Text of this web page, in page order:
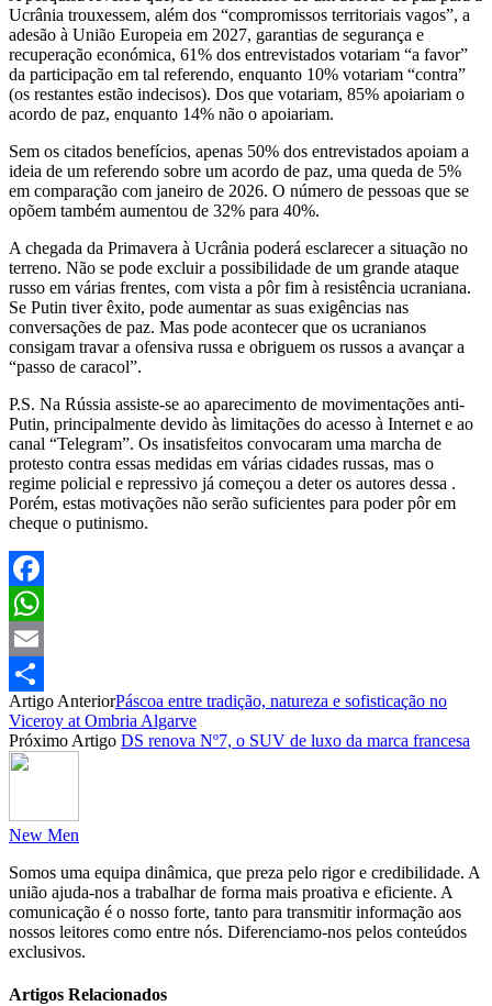
Ucrânia trouxessem, além dos “compromissos territoriais vagos”, a
adesão à União Europeia em 2027, garantias de segurança e
recuperação económica, 61% dos entrevistados votariam “a favor”
da participação em tal referendo, enquanto 10% votariam “contra”
(os restantes estão indecisos). Dos que votariam, 85% apoiariam o
acordo de paz, enquanto 14% não o apoiariam.
Sem os citados benefícios, apenas 50% dos entrevistados apoiam a
ideia de um referendo sobre um acordo de paz, uma queda de 5%
em comparação com janeiro de 2026. O número de pessoas que se
opõem também aumentou de 32% para 40%.
A chegada da Primavera à Ucrânia poderá esclarecer a situação no
terreno. Não se pode excluir a possibilidade de um grande ataque
russo em várias frentes, com vista a pôr fim à resistência ucraniana.
Se Putin tiver êxito, pode aumentar as suas exigências nas
conversações de paz. Mas pode acontecer que os ucranianos
consigam travar a ofensiva russa e obriguem os russos a avançar a
“passo de caracol”.
P.S. Na Rússia assiste-se ao aparecimento de movimentações anti-
Putin, principalmente devido às limitações do acesso à Internet e ao
canal “Telegram”. Os insatisfeitos convocaram uma marcha de
protesto contra essas medidas em várias cidades russas, mas o
regime policial e repressivo já começou a deter os autores dessa .
Porém, estas motivações não serão suficientes para poder pôr em
cheque o putinismo.
Facebook
WhatsApp
Email
Partilhar
Artigo AnteriorPáscoa entre tradição, natureza e sofisticação no
Viceroy at Ombria Algarve
Próximo Artigo DS renova Nº7, o SUV de luxo da marca francesa
New Men
Somos uma equipa dinâmica, que preza pelo rigor e credibilidade. A
união ajuda-nos a trabalhar de forma mais proativa e eficiente. A
comunicação é o nosso forte, tanto para transmitir informação aos
nossos leitores como entre nós. Diferenciamo-nos pelos conteúdos
exclusivos.
Artigos Relacionados